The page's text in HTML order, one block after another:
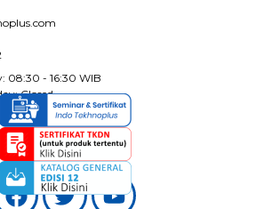
08:30 - 16:30 WIB
Closed